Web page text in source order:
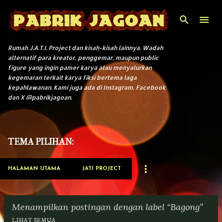
Langsung ke konten utama
Rumah J.A.T.I. Project dan kisah-kisah lainnya. Wadah
alternatif para kreator, penggemar, maupun public
figure yang ingin pamer karya atau menyalurkan
kegemaran terkait karya fiksi bertema laga
kepahlawanan. Kami juga ada di Instagram, Facebook
dan X @pabrikjagoan.
TEMA PILIHAN:
HALAMAN UTAMA JATI PROJECT
Menampilkan postingan dengan label Bagong
LIHAT SEMUA